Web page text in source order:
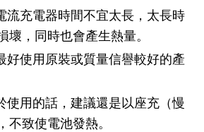
充電器時間不宜太長，太長時
壞，同時也會產生熱量。
使用原裝或質量信譽較好的產
用的話，建議還是以座充（慢
不致使電池發熱。